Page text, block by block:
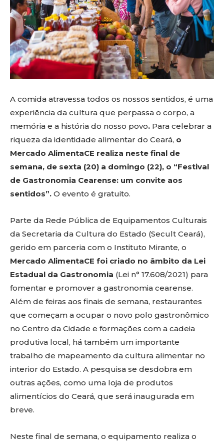
A comida atravessa todos os nossos sentidos, é uma
experiência da cultura que perpassa o corpo, a
memória e a história do nosso povo. Para celebrar a
riqueza da identidade alimentar do Ceará, o
Mercado AlimentaCE realiza neste final de
semana, de sexta (20) a domingo (22), o “Festival
de Gastronomia Cearense: um convite aos
sentidos”. O evento é gratuito.
Parte da Rede Pública de Equipamentos Culturais
da Secretaria da Cultura do Estado (Secult Ceará),
gerido em parceria com o Instituto Mirante, o
Mercado AlimentaCE foi criado no âmbito da Lei
Estadual da Gastronomia (Lei n° 17.608/2021) para
fomentar e promover a gastronomia cearense.
Além de feiras aos finais de semana, restaurantes
que começam a ocupar o novo polo gastronômico
no Centro da Cidade e formações com a cadeia
produtiva local, há também um importante
trabalho de mapeamento da cultura alimentar no
interior do Estado. A pesquisa se desdobra em
outras ações, como uma loja de produtos
alimentícios do Ceará, que será inaugurada em
breve.
Neste final de semana, o equipamento realiza o